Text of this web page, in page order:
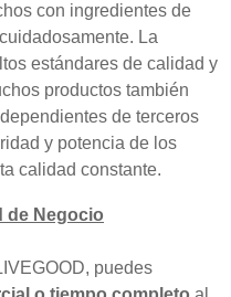
con ingredientes de
La
estándares de calidad y
productos también
de terceros
y potencia de los
calidad constante.
de Negocio
puedes